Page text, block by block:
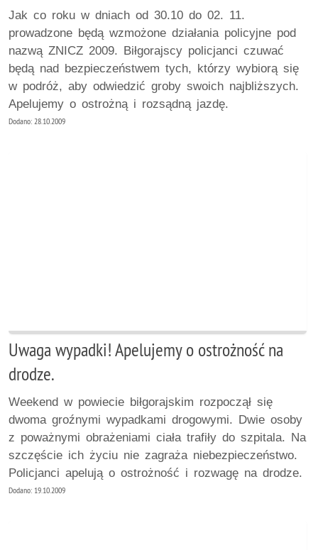
Jak co roku w dniach od 30.10 do 02. 11.
prowadzone będą wzmożone działania policyjne pod
nazwą ZNICZ 2009. Biłgorajscy policjanci czuwać
będą nad bezpieczeństwem tych, którzy wybiorą się
w podróż, aby odwiedzić groby swoich najbliższych.
Apelujemy o ostrożną i rozsądną jazdę.
Dodano: 28.10.2009
Uwaga wypadki! Apelujemy o ostrożność na
drodze.
Weekend w powiecie biłgorajskim rozpoczął się
dwoma groźnymi wypadkami drogowymi. Dwie osoby
z poważnymi obrażeniami ciała trafiły do szpitala. Na
szczęście ich życiu nie zagraża niebezpieczeństwo.
Policjanci apelują o ostrożność i rozwagę na drodze.
Dodano: 19.10.2009